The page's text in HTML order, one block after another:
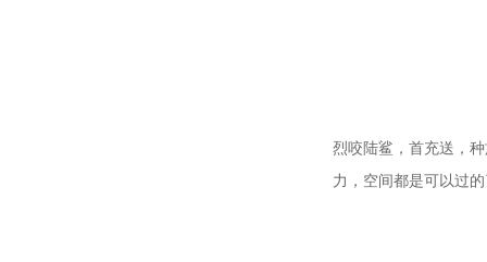
烈咬陆鲨，首充送，
力，空间都是可以过